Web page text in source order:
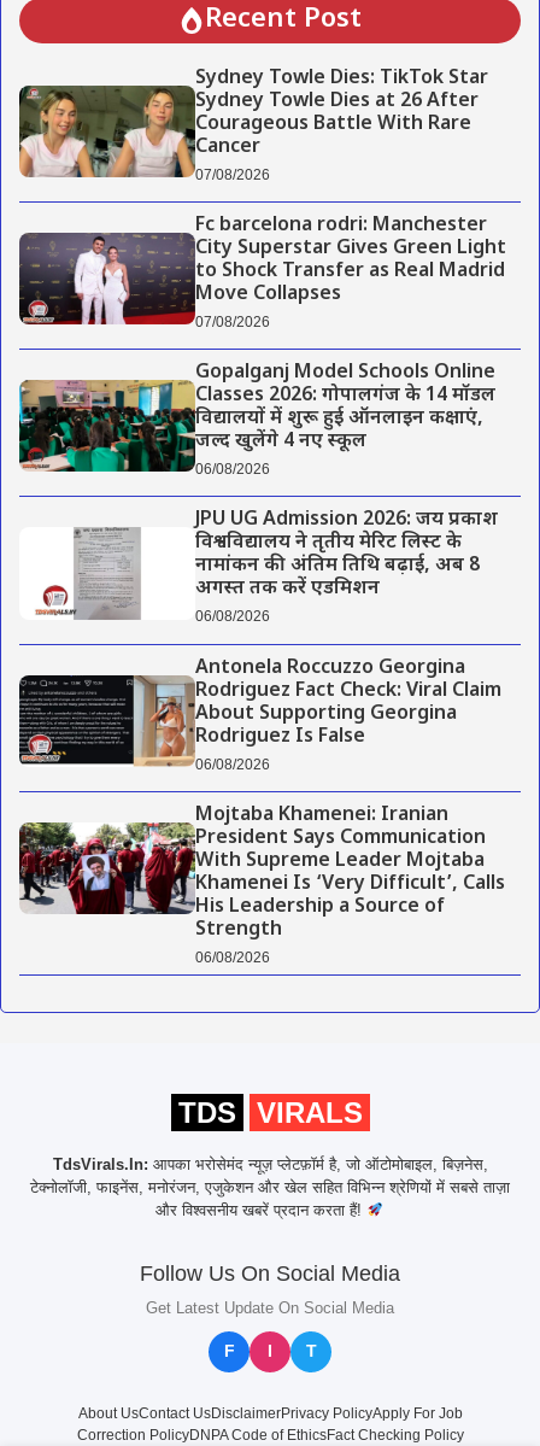
Recent Post
Sydney Towle Dies: TikTok Star
Sydney Towle Dies at 26 After
Courageous Battle With Rare
Cancer
07/08/2026
Fc barcelona rodri: Manchester
City Superstar Gives Green Light
to Shock Transfer as Real Madrid
Move Collapses
07/08/2026
Gopalganj Model Schools Online
Classes 2026: गोपालगंज के 14 मॉडल
विद्यालयों में शुरू हुई ऑनलाइन कक्षाएं,
जल्द खुलेंगे 4 नए स्कूल
06/08/2026
JPU UG Admission 2026: जय प्रकाश
विश्वविद्यालय ने तृतीय मेरिट लिस्ट के
नामांकन की अंतिम तिथि बढ़ाई, अब 8
अगस्त तक करें एडमिशन
06/08/2026
Antonela Roccuzzo Georgina
Rodriguez Fact Check: Viral Claim
About Supporting Georgina
Rodriguez Is False
06/08/2026
Mojtaba Khamenei: Iranian
President Says Communication
With Supreme Leader Mojtaba
Khamenei Is ‘Very Difficult’, Calls
His Leadership a Source of
Strength
06/08/2026
TDS VIRALS
TdsVirals.In: आपका भरोसेमंद न्यूज़ प्लेटफ़ॉर्म है, जो ऑटोमोबाइल, बिज़नेस,
टेक्नोलॉजी, फाइनेंस, मनोरंजन, एजुकेशन और खेल सहित विभिन्न श्रेणियों में सबसे ताज़ा
और विश्वसनीय खबरें प्रदान करता हैं!
Follow Us On Social Media
Get Latest Update On Social Media
F I T
About UsContact UsDisclaimerPrivacy PolicyApply For Job
Correction PolicyDNPA Code of EthicsFact Checking Policy